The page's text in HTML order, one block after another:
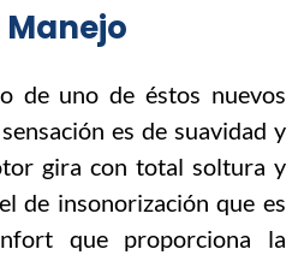
de uno de éstos nuevos
es de suavidad y
gira con total soltura y
de insonorización que es
que proporciona la